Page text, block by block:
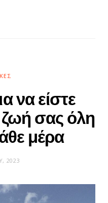
να είστε
σας όλη
μέρα
2023